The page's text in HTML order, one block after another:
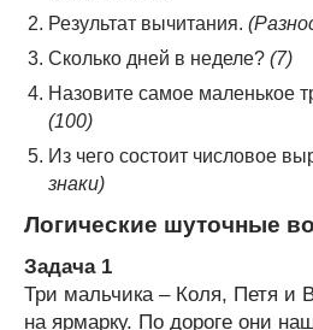
Результат вычитания.
Сколько дней в неделе? (7)
Назовите самое маленькое
(100)
Из чего состоит числовое
знаки)
Логические шуточные
Задача 1
Три мальчика – Коля, Петя и
на ярмарку. По дороге они